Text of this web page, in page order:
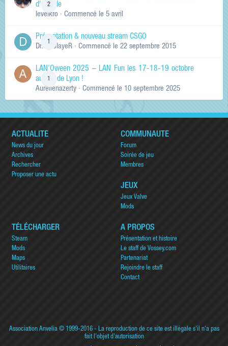
2
d'arcade
levelkro · Commencé le 5 avril
Présentation & nouveau stream CSGO
Dr.KinSlayeR · Commencé le 22 septembre 2015
LAN'Oween 2025 – LAN Fun les 17-18-19 octobre
au sud de Lyon !
Aurelienazerty · Commencé le 10 septembre 2025
ACTUALITÉ
News du jour
Archives
Rechercher
Proposer une actu
COMMUNAUTÉ
Forum
Soirée de jeu
Membres
JEUX
Jeux Valve
Mods
TÉLÉCHARGER
Steam
Mods
Maps
Utilitaires
A PROPOS
Présentation et histoire
Le staff de Vossey.com
Partenariat
Rejoindre le staff
Contact
Association Anvelia© 1999-2016 - La reproduction de ce site est illégale s'il n'a pas
fait l'objet d'autorisation